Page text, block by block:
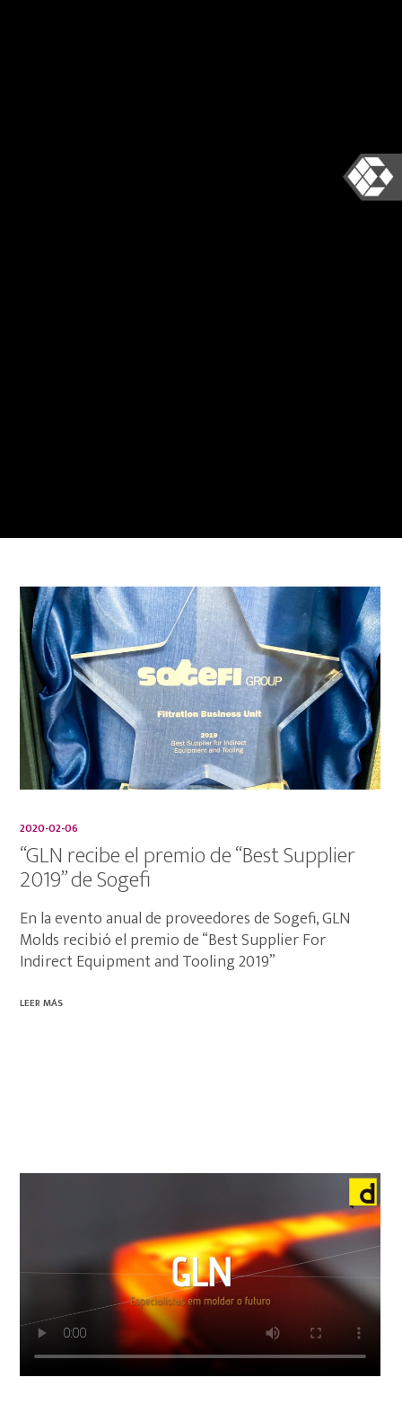
2020-02-06
“GLN recibe el premio de “Best Supplier
2019” de Sogefi
En la evento anual de proveedores de Sogefi, GLN
Molds recibió el premio de “Best Supplier For
Indirect Equipment and Tooling 2019”
LEER MÁS